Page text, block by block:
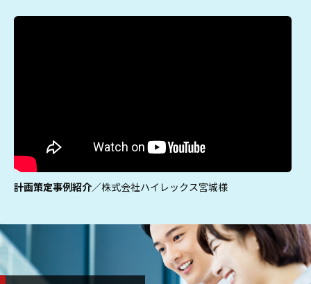
計画策定事例紹介／株式会社ハイレックス宮城様